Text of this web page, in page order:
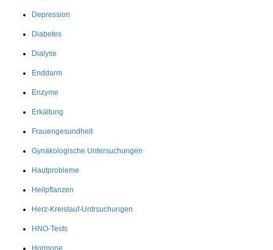
Depression
Diabetes
Dialyse
Enddarm
Enzyme
Erkältung
Frauengesundheit
Gynäkologische Untersuchungen
Hautprobleme
Heilpflanzen
Herz-Kreislauf-Untrsuchungen
HNO-Tests
Hormone